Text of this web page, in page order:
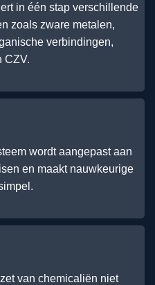
in één stap ​​verschillende
zoals zware metalen,
verbindingen,
CZV.
wordt aangepast aan
en maakt nauwkeurige
van chemicaliën niet